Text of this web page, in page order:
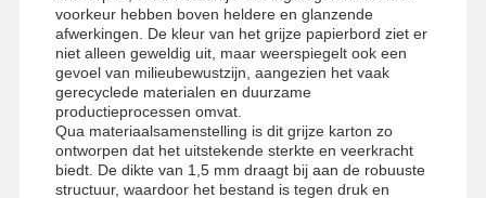
voorkeur hebben boven heldere en glanzende
afwerkingen. De kleur van het grijze papierbord ziet er
niet alleen geweldig uit, maar weerspiegelt ook een
gevoel van milieubewustzijn, aangezien het vaak
gerecyclede materialen en duurzame
productieprocessen omvat.
Qua materiaalsamenstelling is dit grijze karton zo
ontworpen dat het uitstekende sterkte en veerkracht
biedt. De dikte van 1,5 mm draagt bij aan de robuuste
structuur, waardoor het bestand is tegen druk en